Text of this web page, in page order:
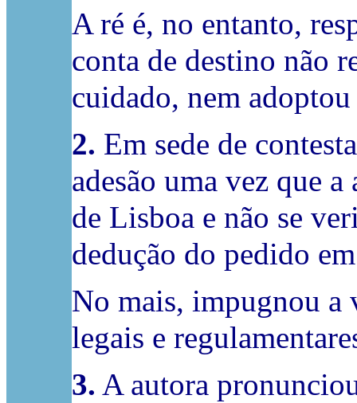
A ré é, no entanto,
conta de destino não
cuidado, nem
2. Em sede de
adesão uma vez que
de Lisboa e não se
dedução do pedido
No mais, impugnou a
legais e
3. A autora